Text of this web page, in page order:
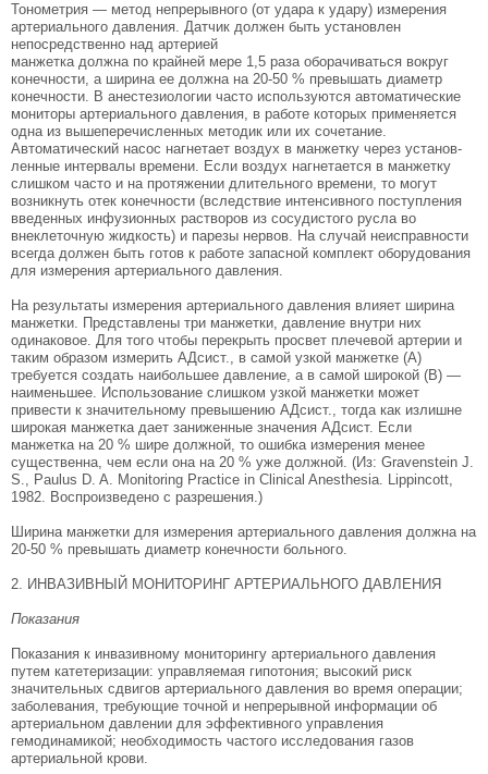
Тонометрия — метод непрерывного (от удара к удару) измерения
артериального давления. Датчик должен быть установлен
непосредственно над артерией
манжетка должна по крайней мере 1,5 раза оборачи­ваться вокруг
конечности, а ширина ее должна на 20-50 % превышать диаметр
конечности. В анестезиологии часто используются автома­тические
мониторы артериального давления, в ра­боте которых применяется
одна из вышеперечисленных методик или их сочетание.
Автоматический насос нагнетает воздух в манжетку через установ­
ленные интервалы времени. Если воздух нагнета­ется в манжетку
слишком часто и на протяжении длительного времени, то могут
возникнуть отек ко­нечности (вследствие интенсивного поступления
введенных инфузионных растворов из сосудистого русла во
внеклеточную жидкость) и парезы нервов. На случай неисправности
всегда должен быть готов к работе запасной комплект оборудования
для из­мерения артериального давления.
На результаты измерения артериального давления влияет ширина
манжетки. Представлены три манжетки, давление внутри них
одинаковое. Для того чтобы перекрыть просвет плечевой артерии и
таким образом измерить АДсист., в самой узкой манжетке (А)
требуется создать наибольшее давление, а в самой широкой (В) —
наименьшее. Использование слишком узкой манжетки может
привести к значительному превышению АДсист., тогда как излишне
широкая манжетка дает заниженные значения АДсист. Если
манжетка на 20 % шире должной, то ошибка измерения менее
существенна, чем если она на 20 % уже должной. (Из: Gravenstein J.
S., Paulus D. A. Monitoring Practice in Clinical Anesthesia. Lippincott,
1982. Воспроизведено с разрешения.)
Ширина манжетки для измерения артериаль­ного давления должна на
20-50 % превышать диаметр конечности больного.
2. ИНВАЗИВНЫЙ МОНИТОРИНГ АРТЕРИАЛЬНОГО ДАВЛЕНИЯ
Показания
Показания к инвазивному мониторингу артериаль­ного давления
путем катетеризации: управляемая гипотония; высокий риск
значительных сдвигов ар­териального давления во время операции;
заболева­ния, требующие точной и непрерывной информа­ции об
артериальном давлении для эффективного управления
гемодинамикой; необходимость часто­го исследования газов
артериальной крови.